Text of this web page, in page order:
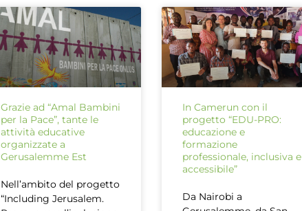
Grazie ad “Amal Bambini
per la Pace”, tante le
attività educative
organizzate a
Gerusalemme Est
Nell’ambito del progetto
“Including Jerusalem.
In Camerun con il
progetto “EDU-PRO:
educazione e
formazione
professionale, inclusiva e
accessibile”
Da Nairobi a